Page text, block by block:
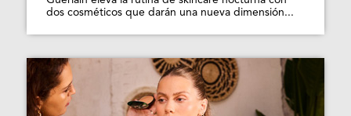
dos cosméticos que darán una nueva dimensión...